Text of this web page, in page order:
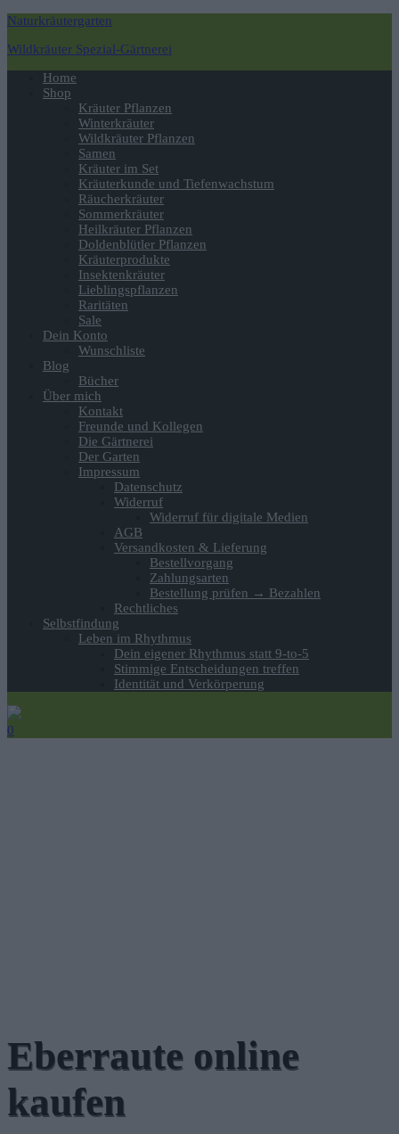
Naturkräutergarten
Wildkräuter Spezial-Gärtnerei
Navigation
umschalten
Home
Shop
Kräuter Pflanzen
Winterkräuter
Wildkräuter Pflanzen
Samen
Kräuter im Set
Kräuterkunde und Tiefenwachstum
Räucherkräuter
Sommerkräuter
Heilkräuter Pflanzen
Doldenblütler Pflanzen
Kräuterprodukte
Insektenkräuter
Lieblingspflanzen
Raritäten
Sale
Dein Konto
Wunschliste
Blog
Bücher
Über mich
Kontakt
Freunde und Kollegen
Die Gärtnerei
Der Garten
Impressum
Datenschutz
Widerruf
Widerruf für digitale Medien
AGB
Versandkosten & Lieferung
Bestellvorgang
Zahlungsarten
Bestellung prüfen → Bezahlen
Rechtliches
Selbstfindung
Leben im Rhythmus
Dein eigener Rhythmus statt 9-to-5
Stimmige Entscheidungen treffen
Identität und Verkörperung
0
Eberraute online
kaufen